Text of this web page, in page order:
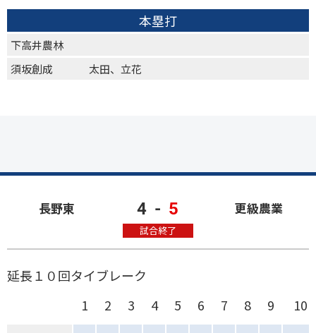
本塁打
下高井農林
須坂創成
太田、立花
長野東 4 - 5
試合終了
更級農業
延長１０回タイブレーク
1
2 3 4 5 6 7 8 9 10